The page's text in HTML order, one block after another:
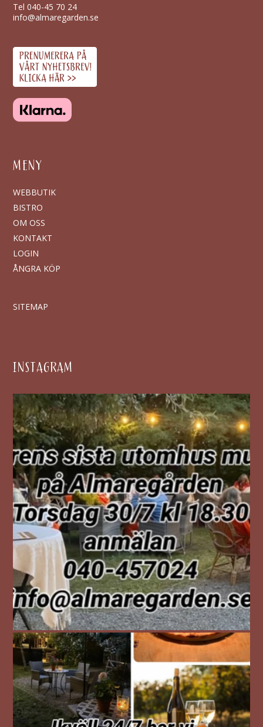
Tel040-45 70 24
info@almaregarden.se
MENY
WEBBUTIK
BISTRO
OM OSS
KONTAKT
LOGIN
ÅNGRA KÖP
SITEMAP
INSTAGRAM